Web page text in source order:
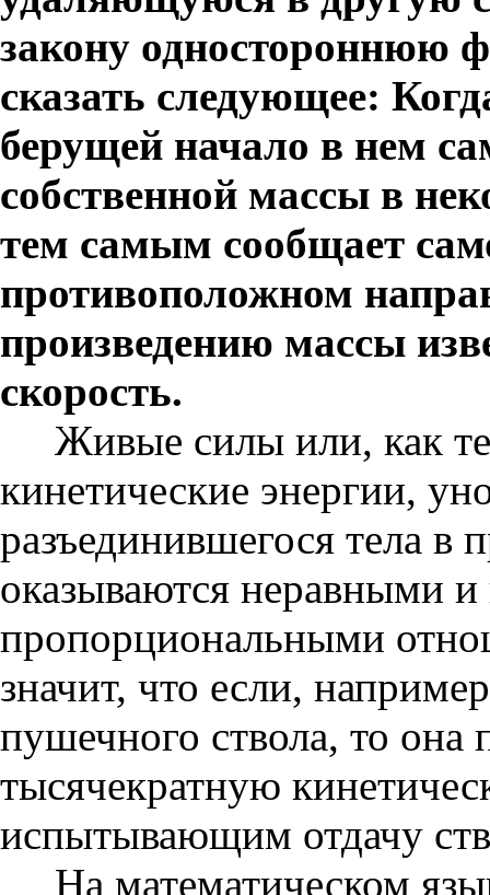
закону одностороннюю
сказать следующее:
берущей начало в нем
собственной массы в
тем самым сообщает
противоположном
произведению массы
скорость.
Живые силы или, как
кинетические энергии,
разъединившегося тела
оказываются неравными
пропорциональными
значит, что если,
пушечного ствола, то она
тысячекратную
испытывающим отдачу
На математическом